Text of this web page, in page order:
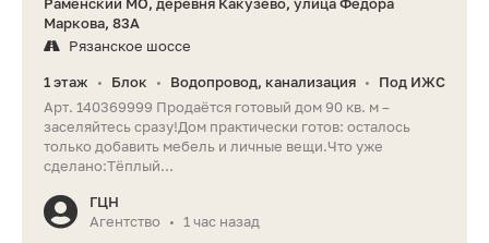
Маркова, 83А
Рязанское шоссе
1 этаж • Блок • Водопровод, канализация •
Под ИЖС
Арт. 140369999 Продаётся готовый дом 90 кв. м –
заселяйтесь сразу!Дом практически готов: осталось
только добавить мебель и личные вещи.Что уже
сделано:Тёплый...
ГЦН
Агентство
• 1 час назад